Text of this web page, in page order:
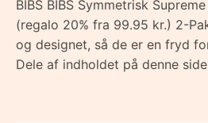
BIBS BIBS Symmetrisk
(regalo 20% fra 99.95 kr.) 2-
og designet, så de er en fryd
Dele af indholdet på denne